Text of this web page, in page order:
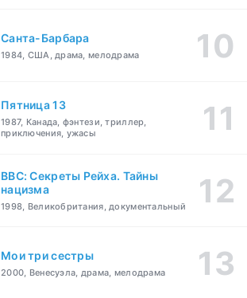
Санта-Барбара
1984, США, драма, мелодрама
Пятница 13
1987, Канада, фэнтези, триллер,
приключения, ужасы
BBC: Секреты Рейха. Тайны
нацизма
1998, Великобритания, документальный
Мои три сестры
2000, Венесуэла, драма, мелодрама